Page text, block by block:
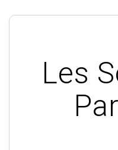
Les